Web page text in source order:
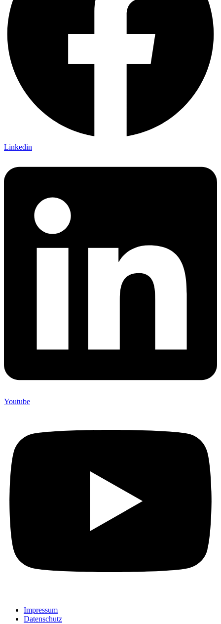
Linkedin
Youtube
Impressum
Datenschutz